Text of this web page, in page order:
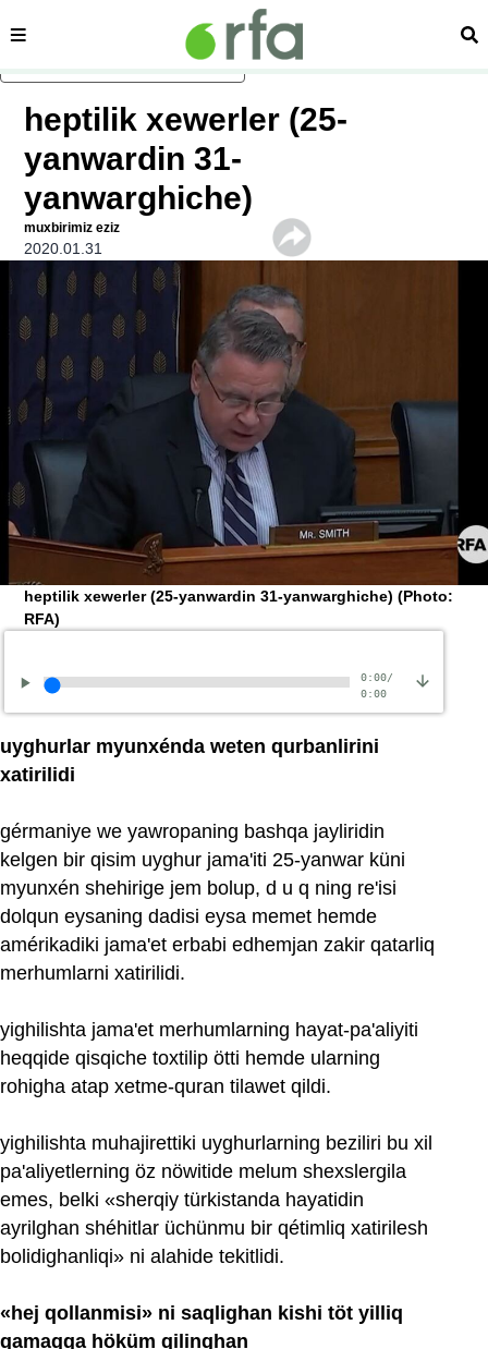
asasliq mezmungha atlang
sehipe
heptilik xewerler (25-
yanwardin 31-
yanwarghiche)
muxbirimiz eziz
2020.01.31
heptilik xewerler (25-yanwardin 31-yanwarghiche)(Photo:
RFA)
0:00/
0:00
uyghurlar myunxénda weten qurbanlirini
xatirilidi
gérmaniye we yawropaning bashqa jayliridin
kelgen bir qisim uyghur jama'iti 25-yanwar küni
myunxén shehirige jem bolup, d u q ning re'isi
dolqun eysaning dadisi eysa memet hemde
amérikadiki jama'et erbabi edhemjan zakir qatarliq
merhumlarni xatirilidi.
yighilishta jama'et merhumlarning hayat-pa'aliyiti
heqqide qisqiche toxtilip ötti hemde ularning
rohigha atap xetme-quran tilawet qildi.
yighilishta muhajirettiki uyghurlarning beziliri bu xil
pa'aliyetlerning öz nöwitide melum shexslergila
emes, belki «sherqiy türkistanda hayatidin
ayrilghan shéhitlar üchünmu bir qétimliq xatirilesh
bolidighanliqi» ni alahide tekitlidi.
«hej qollanmisi» ni saqlighan kishi töt yilliq
qamaqqa höküm qilinghan